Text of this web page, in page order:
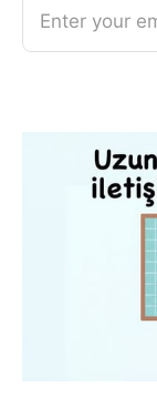
Enter your